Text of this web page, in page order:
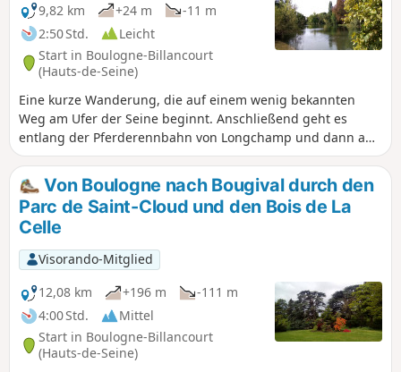
9,82 km
+24 m
-11 m
2:50 Std.
Leicht
Start in Boulogne-Billancourt
(Hauts-de-Seine)
Eine kurze Wanderung, die auf einem wenig bekannten
Weg am Ufer der Seine beginnt. Anschließend geht es
entlang der Pferderennbahn von Longchamp und dann an
den Teichen von Suresnes und Longchamp vorbei. Nach
einem kurzen Abstecher zur Grande Cascade erreicht man
den Lac Supérieur und erkundet dessen Südspitze. Die Tour
endet mit einer Überquerung der Pferderennbahn von
Auteuil, natürlich nur an Tagen, an denen dort keine
Pferderennen stattfinden.
Von Boulogne nach Bougival durch den
Parc de Saint-Cloud und den Bois de La
Celle
Visorando-Mitglied
12,08 km
+196 m
-111 m
4:00 Std.
Mittel
Start in Boulogne-Billancourt
(Hauts-de-Seine)